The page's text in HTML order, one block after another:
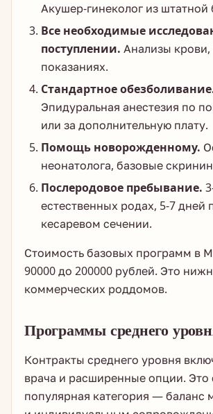
Акушер-гинеколог из штатной
Все необходимые
поступлении. Анализы
показаниях.
Стандартное
Эпидуральная анестезия по
или за дополнительную плату.
Помощь новорожденному.
неонатолога, базовые
Послеродовое пребывание.
естественных родах, 5-7 дней
кесаревом сечении.
Стоимость базовых программ в
90000 до 200000 рублей. Это
коммерческих роддомов.
Программы среднего
Контракты среднего уровня
врача и расширенные опции. Это
популярная категория — баланс